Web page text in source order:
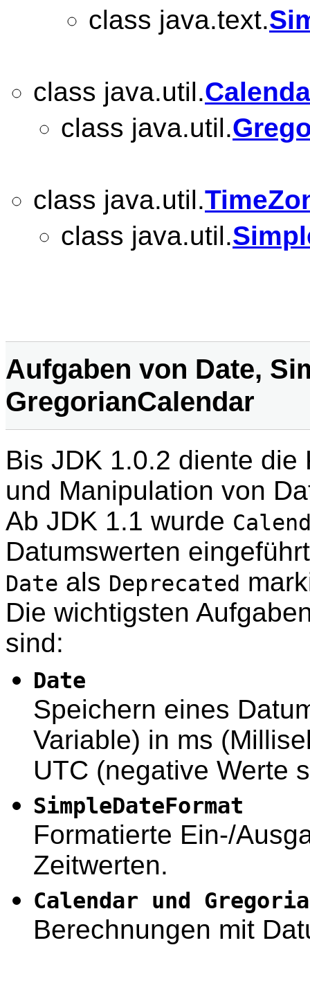
class java.text.
class java.util.
class java.util.
class java.util.
class java.util.
Aufgaben von Date,
GregorianCalendar
Bis JDK 1.0.2 diente
und Manipulation von
Ab JDK 1.1 wurde
Datumswerten
Date als Deprecated
Die wichtigsten
sind:
Date
Speichern eines
Variable) in ms
UTC (negative Werte
SimpleDateFormat
Formatierte Ein-/
Zeitwerten.
Calendar und
Berechnungen mit